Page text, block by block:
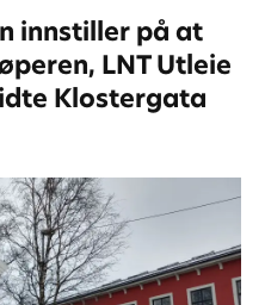
innstiller på at
LNT Utleie
Klostergata